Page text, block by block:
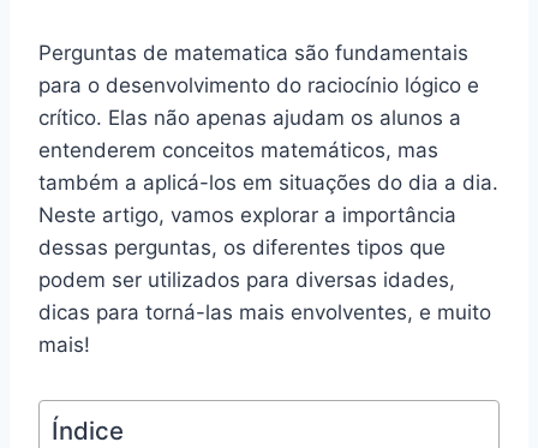
Perguntas de matematica são fundamentais
para o desenvolvimento do raciocínio lógico e
crítico. Elas não apenas ajudam os alunos a
entenderem conceitos matemáticos, mas
também a aplicá-los em situações do dia a dia.
Neste artigo, vamos explorar a importância
dessas perguntas, os diferentes tipos que
podem ser utilizados para diversas idades,
dicas para torná-las mais envolventes, e muito
mais!
Índice